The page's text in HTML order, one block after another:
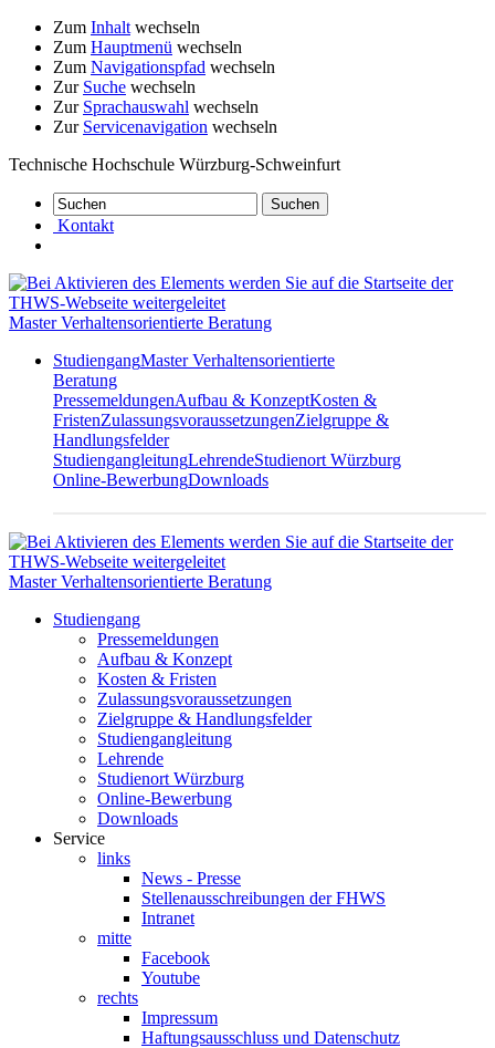
Zum Inhalt wechseln
Zum Hauptmenü wechseln
Zum Navigationspfad wechseln
Zur Suche wechseln
Zur Sprachauswahl wechseln
Zur Servicenavigation wechseln
Technische Hochschule Würzburg-Schweinfurt
Kontakt
Master Verhaltensorientierte Beratung
StudiengangMaster Verhaltensorientierte
Beratung
PressemeldungenAufbau & KonzeptKosten &
FristenZulassungsvoraussetzungenZielgruppe &
Handlungsfelder
StudiengangleitungLehrendeStudienort Würzburg
Online-BewerbungDownloads
Master Verhaltensorientierte Beratung
Studiengang
Pressemeldungen
Aufbau & Konzept
Kosten & Fristen
Zulassungsvoraussetzungen
Zielgruppe & Handlungsfelder
Studiengangleitung
Lehrende
Studienort Würzburg
Online-Bewerbung
Downloads
Service
links
News - Presse
Stellenausschreibungen der FHWS
Intranet
mitte
Facebook
Youtube
rechts
Impressum
Haftungsausschluss und Datenschutz